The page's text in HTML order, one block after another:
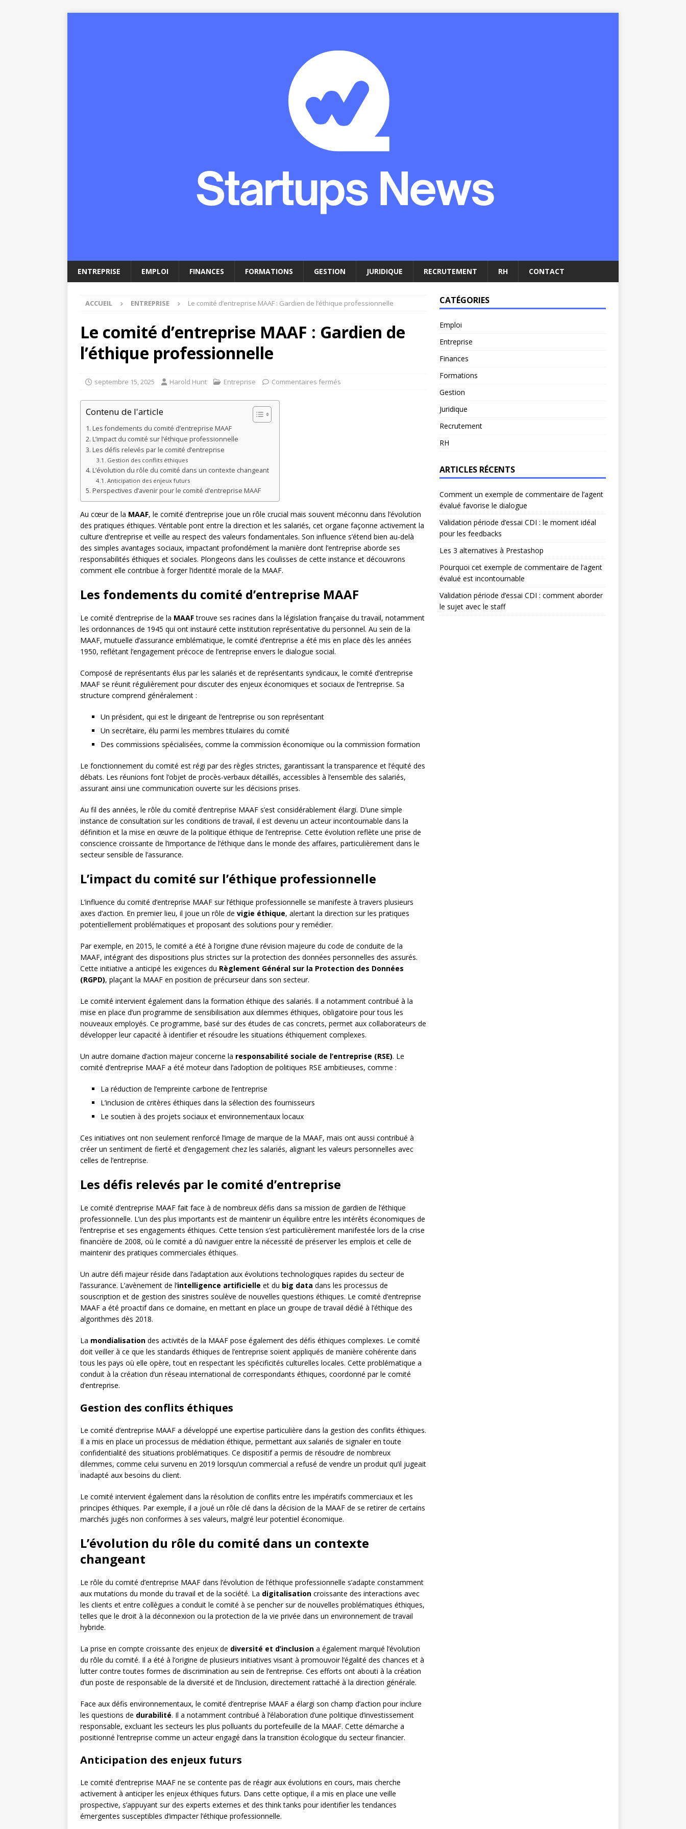
ENTREPRISE EMPLOI FINANCES FORMATIONS GESTION JURIDIQUE RECRUTEMENT RH CONTACT
ACCUEIL ENTREPRISE Le comité d’entreprise MAAF : Gardien de l’éthique professionnelle
Le comité d’entreprise MAAF : Gardien de
l’éthique professionnelle
septembre 15, 2025 Harold Hunt Entreprise Commentaires fermés
Contenu de l'article
Les fondements du comité d’entreprise MAAF
L’impact du comité sur l’éthique professionnelle
Les défis relevés par le comité d’entreprise
Gestion des conflits éthiques
L’évolution du rôle du comité dans un contexte changeant
Anticipation des enjeux futurs
Perspectives d’avenir pour le comité d’entreprise MAAF
Au cœur de la MAAF, le comité d’entreprise joue un rôle crucial mais souvent méconnu dans l’évolution
des pratiques éthiques. Véritable pont entre la direction et les salariés, cet organe façonne activement la
culture d’entreprise et veille au respect des valeurs fondamentales. Son influence s’étend bien au-delà
des simples avantages sociaux, impactant profondément la manière dont l’entreprise aborde ses
responsabilités éthiques et sociales. Plongeons dans les coulisses de cette instance et découvrons
comment elle contribue à forger l’identité morale de la MAAF.
Les fondements du comité d’entreprise MAAF
Le comité d’entreprise de la MAAFtrouve ses racines dans la législation française du travail, notamment
les ordonnances de 1945 qui ont instauré cette institution représentative du personnel. Au sein de la
MAAF, mutuelle d’assurance emblématique, le comité d’entreprise a été mis en place dès les années
1950, reflétant l’engagement précoce de l’entreprise envers le dialogue social.
Composé de représentants élus par les salariés et de représentants syndicaux, le comité d’entreprise
MAAF se réunit régulièrement pour discuter des enjeux économiques et sociaux de l’entreprise. Sa
structure comprend généralement :
Un président, qui est le dirigeant de l’entreprise ou son représentant
Un secrétaire, élu parmi les membres titulaires du comité
Des commissions spécialisées, comme la commission économique ou la commission formation
Le fonctionnement du comité est régi par des règles strictes, garantissant la transparence et l’équité des
débats. Les réunions font l’objet de procès-verbaux détaillés, accessibles à l’ensemble des salariés,
assurant ainsi une communication ouverte sur les décisions prises.
Au fil des années, le rôle du comité d’entreprise MAAF s’est considérablement élargi. D’une simple
instance de consultation sur les conditions de travail, il est devenu un acteur incontournable dans la
définition et la mise en œuvre de la politique éthique de l’entreprise. Cette évolution reflète une prise de
conscience croissante de l’importance de l’éthique dans le monde des affaires, particulièrement dans le
secteur sensible de l’assurance.
L’impact du comité sur l’éthique professionnelle
L’influence du comité d’entreprise MAAF sur l’éthique professionnelle se manifeste à travers plusieurs
axes d’action. En premier lieu, il joue un rôle de vigie éthique, alertant la direction sur les pratiques
potentiellement problématiques et proposant des solutions pour y remédier.
Par exemple, en 2015, le comité a été à l’origine d’une révision majeure du code de conduite de la
MAAF, intégrant des dispositions plus strictes sur la protection des données personnelles des assurés.
Cette initiative a anticipé les exigences du Règlement Général sur la Protection des Données
(RGPD), plaçant la MAAF en position de précurseur dans son secteur.
Le comité intervient également dans la formation éthique des salariés. Il a notamment contribué à la
mise en place d’un programme de sensibilisation aux dilemmes éthiques, obligatoire pour tous les
nouveaux employés. Ce programme, basé sur des études de cas concrets, permet aux collaborateurs de
développer leur capacité à identifier et résoudre les situations éthiquement complexes.
Un autre domaine d’action majeur concerne la responsabilité sociale de l’entreprise (RSE). Le
comité d’entreprise MAAF a été moteur dans l’adoption de politiques RSE ambitieuses, comme :
La réduction de l’empreinte carbone de l’entreprise
L’inclusion de critères éthiques dans la sélection des fournisseurs
Le soutien à des projets sociaux et environnementaux locaux
Ces initiatives ont non seulement renforcé l’image de marque de la MAAF, mais ont aussi contribué à
créer un sentiment de fierté et d’engagement chez les salariés, alignant les valeurs personnelles avec
celles de l’entreprise.
Les défis relevés par le comité d’entreprise
Le comité d’entreprise MAAF fait face à de nombreux défis dans sa mission de gardien de l’éthique
professionnelle. L’un des plus importants est de maintenir un équilibre entre les intérêts économiques de
l’entreprise et ses engagements éthiques. Cette tension s’est particulièrement manifestée lors de la crise
financière de 2008, où le comité a dû naviguer entre la nécessité de préserver les emplois et celle de
maintenir des pratiques commerciales éthiques.
Un autre défi majeur réside dans l’adaptation aux évolutions technologiques rapides du secteur de
l’assurance. L’avènement de l’intelligence artificielle et du big data dans les processus de
souscription et de gestion des sinistres soulève de nouvelles questions éthiques. Le comité d’entreprise
MAAF a été proactif dans ce domaine, en mettant en place un groupe de travail dédié à l’éthique des
algorithmes dès 2018.
La mondialisation des activités de la MAAF pose également des défis éthiques complexes. Le comité
doit veiller à ce que les standards éthiques de l’entreprise soient appliqués de manière cohérente dans
tous les pays où elle opère, tout en respectant les spécificités culturelles locales. Cette problématique a
conduit à la création d’un réseau international de correspondants éthiques, coordonné par le comité
d’entreprise.
Gestion des conflits éthiques
Le comité d’entreprise MAAF a développé une expertise particulière dans la gestion des conflits éthiques.
Il a mis en place un processus de médiation éthique, permettant aux salariés de signaler en toute
confidentialité des situations problématiques. Ce dispositif a permis de résoudre de nombreux
dilemmes, comme celui survenu en 2019 lorsqu’un commercial a refusé de vendre un produit qu’il jugeait
inadapté aux besoins du client.
Le comité intervient également dans la résolution de conflits entre les impératifs commerciaux et les
principes éthiques. Par exemple, il a joué un rôle clé dans la décision de la MAAF de se retirer de certains
marchés jugés non conformes à ses valeurs, malgré leur potentiel économique.
L’évolution du rôle du comité dans un contexte
changeant
Le rôle du comité d’entreprise MAAF dans l’évolution de l’éthique professionnelle s’adapte constamment
aux mutations du monde du travail et de la société. La digitalisation croissante des interactions avec
les clients et entre collègues a conduit le comité à se pencher sur de nouvelles problématiques éthiques,
telles que le droit à la déconnexion ou la protection de la vie privée dans un environnement de travail
hybride.
La prise en compte croissante des enjeux de diversité et d’inclusion a également marqué l’évolution
du rôle du comité. Il a été à l’origine de plusieurs initiatives visant à promouvoir l’égalité des chances et à
lutter contre toutes formes de discrimination au sein de l’entreprise. Ces efforts ont abouti à la création
d’un poste de responsable de la diversité et de l’inclusion, directement rattaché à la direction générale.
Face aux défis environnementaux, le comité d’entreprise MAAF a élargi son champ d’action pour inclure
les questions de durabilité. Il a notamment contribué à l’élaboration d’une politique d’investissement
responsable, excluant les secteurs les plus polluants du portefeuille de la MAAF. Cette démarche a
positionné l’entreprise comme un acteur engagé dans la transition écologique du secteur financier.
Anticipation des enjeux futurs
Le comité d’entreprise MAAF ne se contente pas de réagir aux évolutions en cours, mais cherche
activement à anticiper les enjeux éthiques futurs. Dans cette optique, il a mis en place une veille
prospective, s’appuyant sur des experts externes et des think tanks pour identifier les tendances
émergentes susceptibles d’impacter l’éthique professionnelle.
CATÉGORIES
Emploi
Entreprise
Finances
Formations
Gestion
Juridique
Recrutement
RH
ARTICLES RÉCENTS
Comment un exemple de commentaire de l’agent
évalué favorise le dialogue
Validation période d’essai CDI : le moment idéal
pour les feedbacks
Les 3 alternatives à Prestashop
Pourquoi cet exemple de commentaire de l’agent
évalué est incontournable
Validation période d’essai CDI : comment aborder
le sujet avec le staff